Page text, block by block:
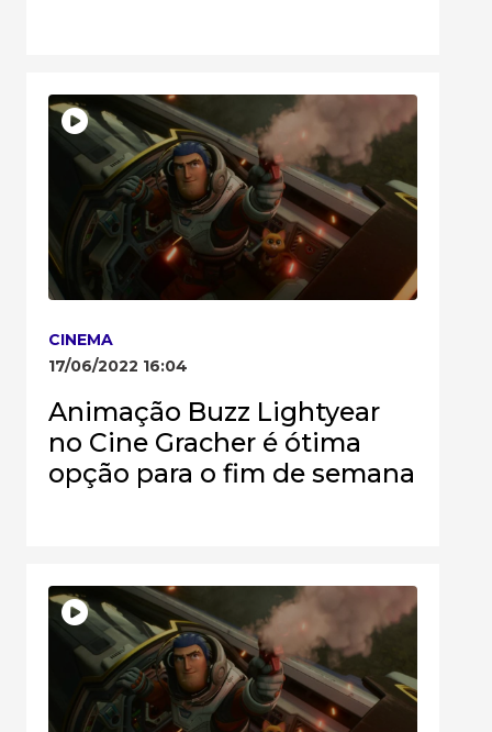
CINEMA
17/06/2022 16:04
Animação Buzz Lightyear
no Cine Gracher é ótima
opção para o fim de semana